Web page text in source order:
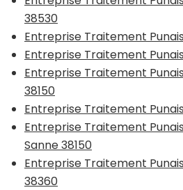
38530
Entreprise Traitement
Entreprise Traitement
Entreprise Traitement
38150
Entreprise Traitement
Entreprise Traitement
Sanne 38150
Entreprise Traitement
38360